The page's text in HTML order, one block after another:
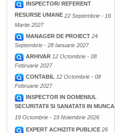
INSPECTOR/ REFERENT
RESURSE UMANE 22 Septembrie - 16
Martie 2027
MANAGER DE PROIECT 24
Septembrie - 28 Ianuarie 2027
ARHIVAR 12 Octombrie - 08
Februarie 2027
CONTABIL 12 Octombrie - 08
Februarie 2027
INSPECTOR IN DOMENIUL
SECURITATII SI SANATATII IN MUNCA
19 Octombrie - 19 Noiembrie 2026
EXPERT ACHIZITII PUBLICE 26